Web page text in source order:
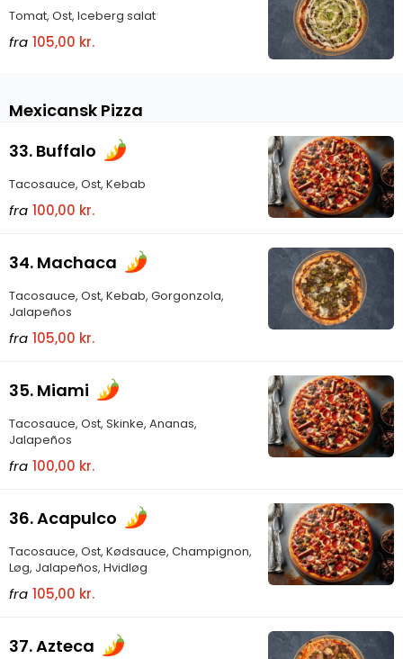
Tomat, Ost, Iceberg salat
fra 105,00 kr.
Mexicansk Pizza
33. Buffalo
Tacosauce, Ost, Kebab
fra 100,00 kr.
34. Machaca
Tacosauce, Ost, Kebab, Gorgonzola,
Jalapeños
fra 105,00 kr.
35. Miami
Tacosauce, Ost, Skinke, Ananas,
Jalapeños
fra 100,00 kr.
36. Acapulco
Tacosauce, Ost, Kødsauce, Champignon,
Løg, Jalapeños, Hvidløg
fra 105,00 kr.
37. Azteca